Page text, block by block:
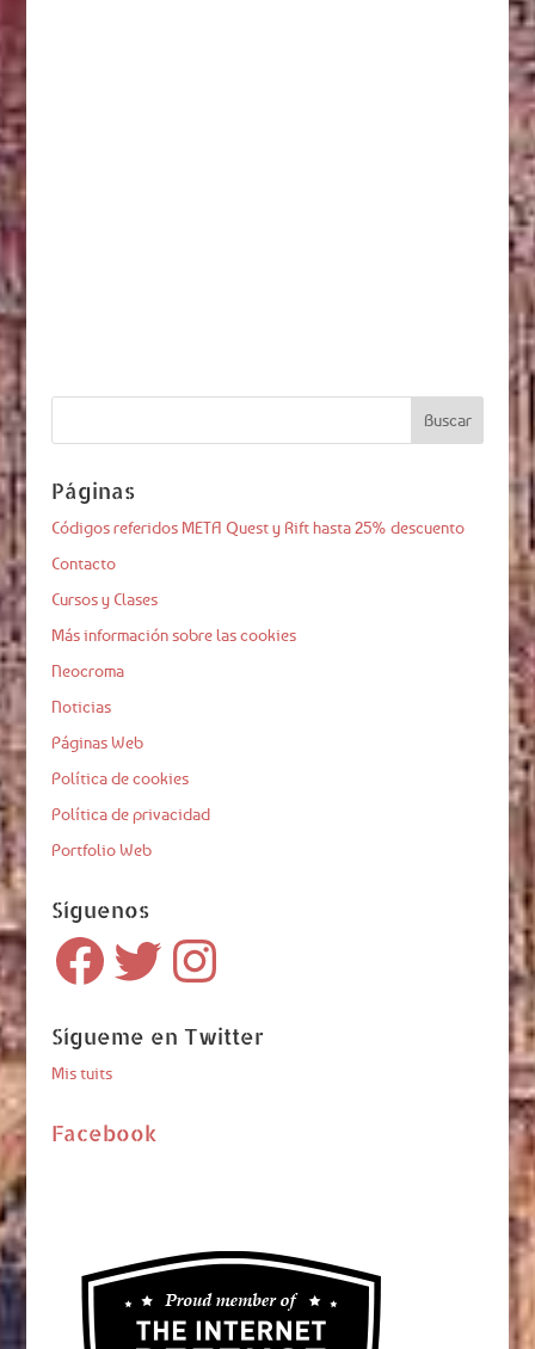
Páginas
Códigos referidos META Quest y Rift hasta 25% descuento
Contacto
Cursos y Clases
Más información sobre las cookies
Neocroma
Noticias
Páginas Web
Política de cookies
Política de privacidad
Portfolio Web
Síguenos
Facebook Twitter Instagram
Sígueme en Twitter
Mis tuits
Facebook